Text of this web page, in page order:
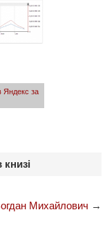
Яндекс за
Михайлович →